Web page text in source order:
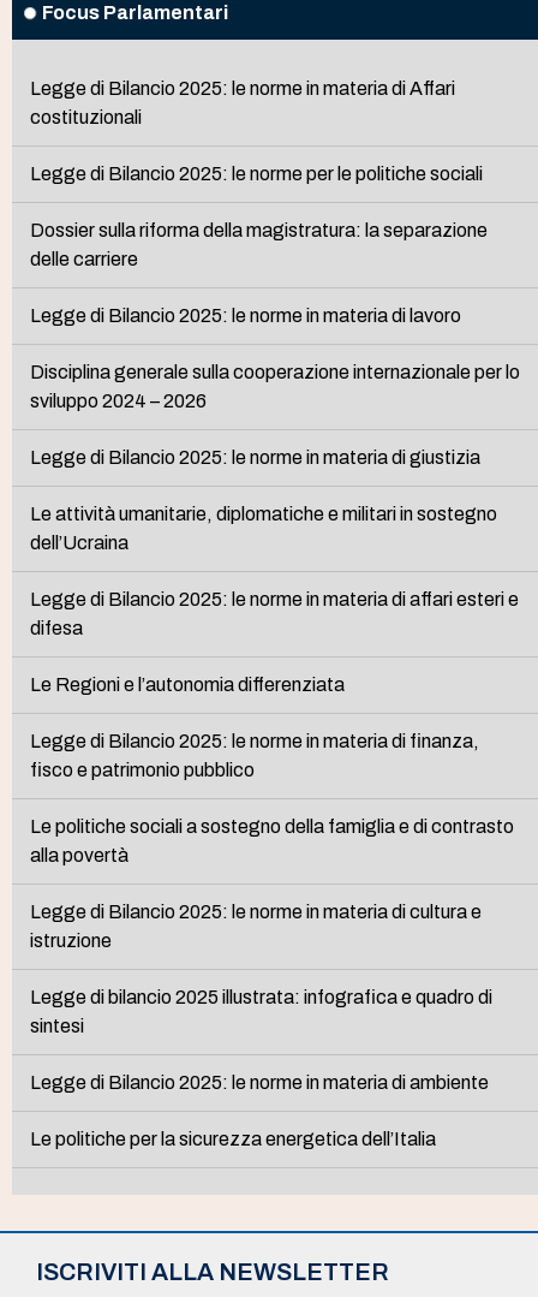
Focus Parlamentari
Legge di Bilancio 2025: le norme in materia di Affari
costituzionali
Legge di Bilancio 2025: le norme per le politiche sociali
Dossier sulla riforma della magistratura: la separazione
delle carriere
Legge di Bilancio 2025: le norme in materia di lavoro
Disciplina generale sulla cooperazione internazionale per lo
sviluppo 2024 – 2026
Legge di Bilancio 2025: le norme in materia di giustizia
Le attività umanitarie, diplomatiche e militari in sostegno
dell’Ucraina
Legge di Bilancio 2025: le norme in materia di affari esteri e
difesa
Le Regioni e l’autonomia differenziata
Legge di Bilancio 2025: le norme in materia di finanza,
fisco e patrimonio pubblico
Le politiche sociali a sostegno della famiglia e di contrasto
alla povertà
Legge di Bilancio 2025: le norme in materia di cultura e
istruzione
Legge di bilancio 2025 illustrata: infografica e quadro di
sintesi
Legge di Bilancio 2025: le norme in materia di ambiente
Le politiche per la sicurezza energetica dell’Italia
ISCRIVITI ALLA NEWSLETTER